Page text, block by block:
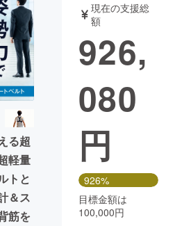
ジェット
書籍・雑誌
チャレンジ
活性化
Good
CAMPFIRE Creation
納税machi-ya コミュニティ
る超
軽量
トと
＆ス
筋を
現在の支援総
額
926,
080
円
926%
目標金額は
100,000円